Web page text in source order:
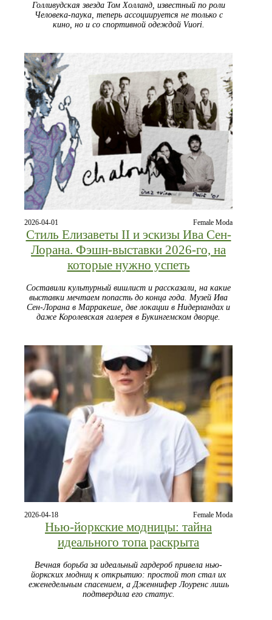
Голливудская звезда Том Холланд, известный по роли
Человека-паука, теперь ассоциируется не только с
кино, но и со спортивной одеждой Vuori.
2026-04-01 Female Moda
Стиль Елизаветы II и эскизы Ива Сен-
Лорана. Фэшн-выставки 2026-го, на
которые нужно успеть
Составили культурный вишлист и рассказали, на какие
выставки мечтаем попасть до конца года. Музей Ива
Сен-Лорана в Марракеше, две локации в Нидерландах и
даже Королевская галерея в Букингемском дворце.
2026-04-18 Female Moda
Нью-йоркские модницы: тайна
идеального топа раскрыта
Вечная борьба за идеальный гардероб привела нью-
йоркских модниц к открытию: простой топ стал их
еженедельным спасением, а Дженнифер Лоуренс лишь
подтвердила его статус.